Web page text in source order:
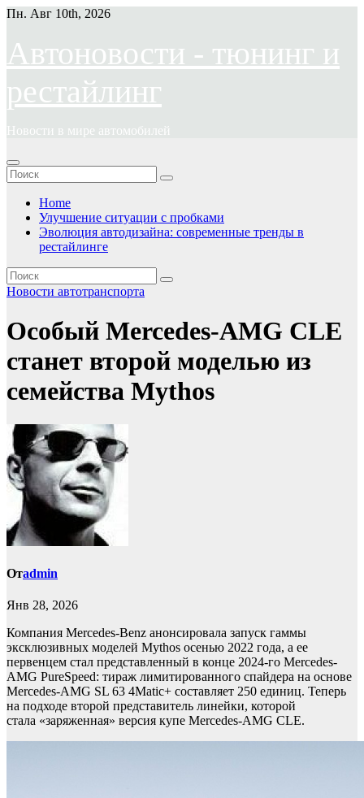
Перейти
содержимому
Пн. Авг 10th, 2026
Автоновости - тюнинг и
рестайлинг
Новости в мире автомобилей
Home
Улучшение ситуации с пробками
Эволюция автодизайна: современные тренды в
рестайлинге
Новости автотранспорта
Особый Mercedes-AMG CLE
станет второй моделью из
семейства Mythos
Отadmin
Янв 28, 2026
Компания Mercedes-Benz анонсировала запуск гаммы
эксклюзивных моделей Mythos осенью 2022 года, а ее
первенцем стал представленный в конце 2024-го Mercedes-
AMG PureSpeed: тираж лимитированного спайдера на основе
Mercedes-AMG SL 63 4Matic+ составляет 250 единиц. Теперь
на подходе второй представитель линейки, которой
стала «заряженная» версия купе Mercedes-AMG CLE.